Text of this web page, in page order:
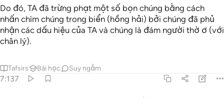
Do đó, TA đã trừng phạt một số bọn chúng bằng cách
nhấn chìm chúng trong biển (hồng hải) bởi chúng đã phủ
nhận các dấu hiệu của TA và chúng là đám người thờ ơ (với
chân lý).
Tafsirs Bài học Suy ngẫm
7:137